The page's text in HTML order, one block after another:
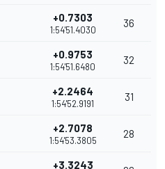
+0.7303
1:54'51.4030
36
+0.9753
1:54'51.6480
32
+2.2464
1:54'52.9191
31
+2.7078
1:54'53.3805
28
+3.3243